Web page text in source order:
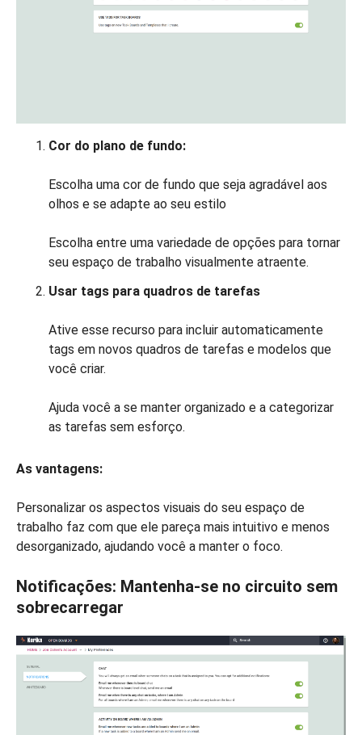
Cor do plano de fundo:
Escolha uma cor de fundo que seja agradável aos
olhos e se adapte ao seu estilo
Escolha entre uma variedade de opções para tornar
seu espaço de trabalho visualmente atraente.
Usar tags para quadros de tarefas
Ative esse recurso para incluir automaticamente
tags em novos quadros de tarefas e modelos que
você criar.
Ajuda você a se manter organizado e a categorizar
as tarefas sem esforço.
As vantagens:
Personalizar os aspectos visuais do seu espaço de
trabalho faz com que ele pareça mais intuitivo e menos
desorganizado, ajudando você a manter o foco.
Notificações: Mantenha-se no circuito sem
sobrecarregar